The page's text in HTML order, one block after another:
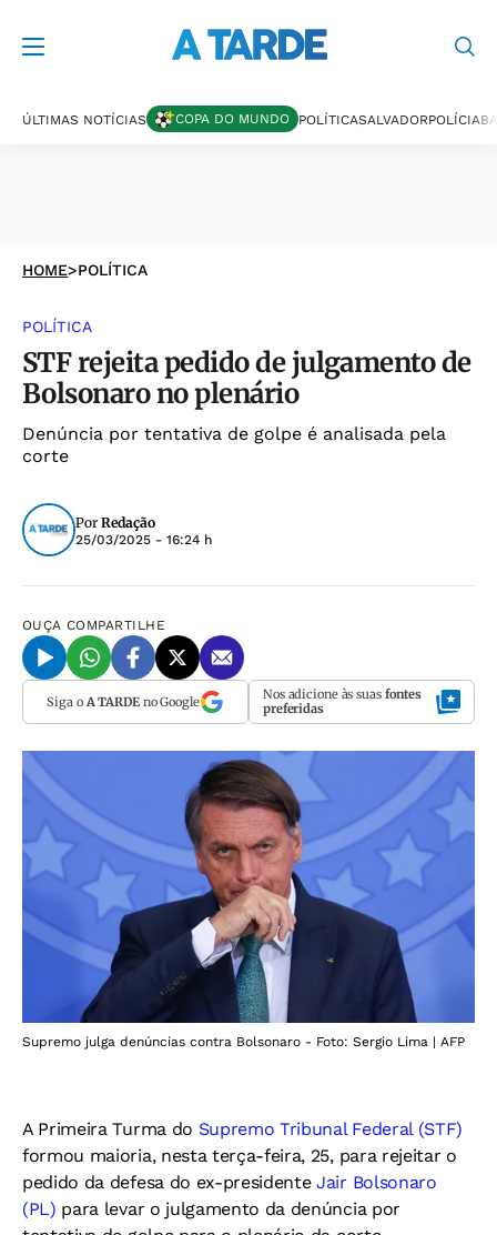
ÚLTIMAS NOTÍCIAS COPA DO MUNDO POLÍTICASALVADORPOLÍCIA
HOME>POLÍTICA
POLÍTICA
STF rejeita pedido de julgamento de
Bolsonaro no plenário
Denúncia por tentativa de golpe é analisada pela
corte
Por Redação
25/03/2025 - 16:24 h
OUÇA COMPARTILHE
Siga o A TARDEno Google Nos adicione às suas fontes
preferidas
Supremo julga denúncias contra Bolsonaro - Foto: Sergio Lima | AFP
A Primeira Turma do Supremo Tribunal Federal (STF)
formou maioria, nesta terça-feira, 25, para rejeitar o
pedido da defesa do ex-presidenteJair Bolsonaro
(PL) para levar o julgamento da denúncia por